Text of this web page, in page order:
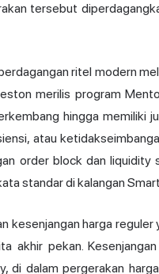
tersebut
ritel modern
merilis program
hingga memiliki
atau
order block danliquidity
standar di kalangan
kesenjangan harga
akhir pekan.
di dalam pergerakan